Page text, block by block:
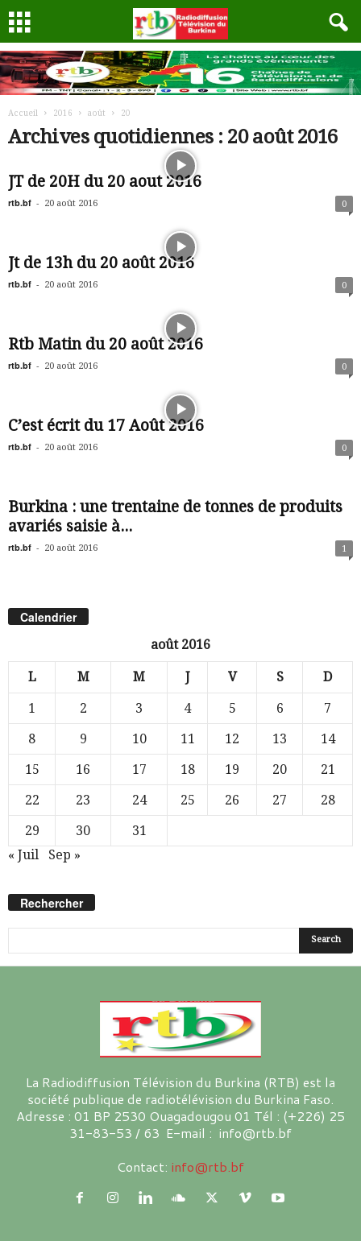
Accueil 2016 août 20
Archives quotidiennes : 20 août 2016
JT de 20H du 20 aout 2016
rtb.bf - 20 août 2016 0
Jt de 13h du 20 août 2016
rtb.bf - 20 août 2016 0
Rtb Matin du 20 août 2016
rtb.bf - 20 août 2016 0
C’est écrit du 17 Août 2016
rtb.bf - 20 août 2016 0
Burkina : une trentaine de tonnes de produits
avariés saisie à...
rtb.bf - 20 août 2016 1
Calendrier
août 2016
L M M J V S D
1 2 3 4 5 6
7
8
9 10 11 12 13
14
15
16 17 18 19 20
21
22
23 24 25 26 27
28
29
30
31
« Juil
Sep »
Rechercher
La Radiodiffusion Télévision du Burkina (RTB) est la
société publique de radiotélévision du Burkina Faso.
Adresse : 01 BP 2530 Ouagadougou 01 Tél : (+226) 25
31-83-53 / 63 E-mail : info@rtb.bf
Contact: info@rtb.bf